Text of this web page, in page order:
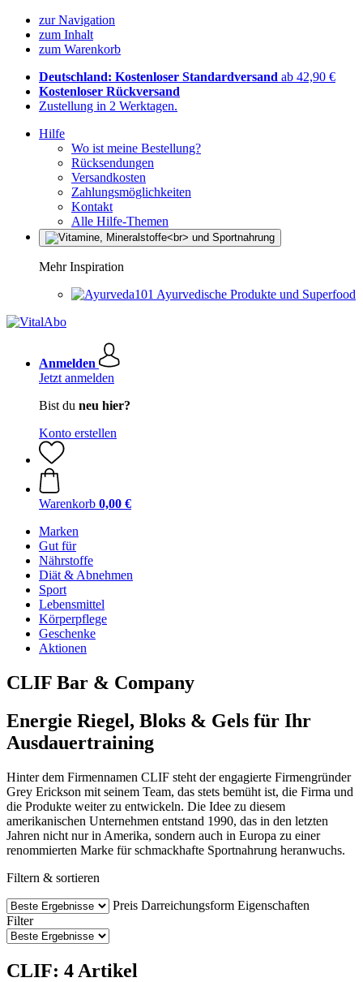
zur Navigation
zum Inhalt
zum Warenkorb
Deutschland: Kostenloser Standardversand ab 42,90 €
Kostenloser Rückversand
Zustellung in 2 Werktagen.
Hilfe
Wo ist meine Bestellung?
Rücksendungen
Versandkosten
Zahlungsmöglichkeiten
Kontakt
Alle Hilfe-Themen
Mehr Inspiration
Ayurvedische Produkte und Superfood
Anmelden
Jetzt anmelden
Bist du neu hier?
Konto erstellen
Warenkorb 0,00 €
Marken
Gut für
Nährstoffe
Diät & Abnehmen
Sport
Lebensmittel
Körperpflege
Geschenke
Aktionen
CLIF Bar & Company
Energie Riegel, Bloks & Gels für Ihr
Ausdauertraining
Hinter dem Firmennamen CLIF steht der engagierte Firmengründer
Grey Erickson mit seinem Team, das stets bemüht ist, die Firma und
die Produkte weiter zu entwickeln. Die Idee zu diesem
amerikanischen Unternehmen entstand 1990, das in den letzten
Jahren nicht nur in Amerika, sondern auch in Europa zu einer
renommierten Marke für schmackhafte Sportnahrung heranwuchs.
Filtern & sortieren
Preis Darreichungsform Eigenschaften
Filter
CLIF: 4 Artikel